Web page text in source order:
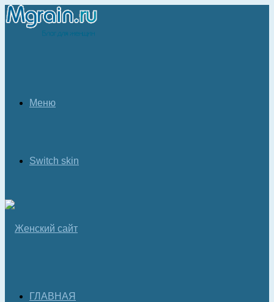
Меню
Switch skin
ГЛАВНАЯ